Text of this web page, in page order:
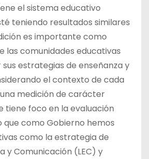
el sistema educativo
teniendo resultados similares
es importante como
las comunidades educativas
estrategias de enseñanza y
el contexto de cada
una medición de carácter
tiene foco en la evaluación
como Gobierno hemos
como la estrategia de
y Comunicación (LEC) y